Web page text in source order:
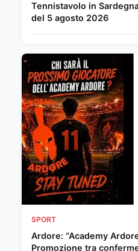
Tennistavolo in
del 5 agosto 2026
SPORT
Ardore: “Academy
Promozione tra